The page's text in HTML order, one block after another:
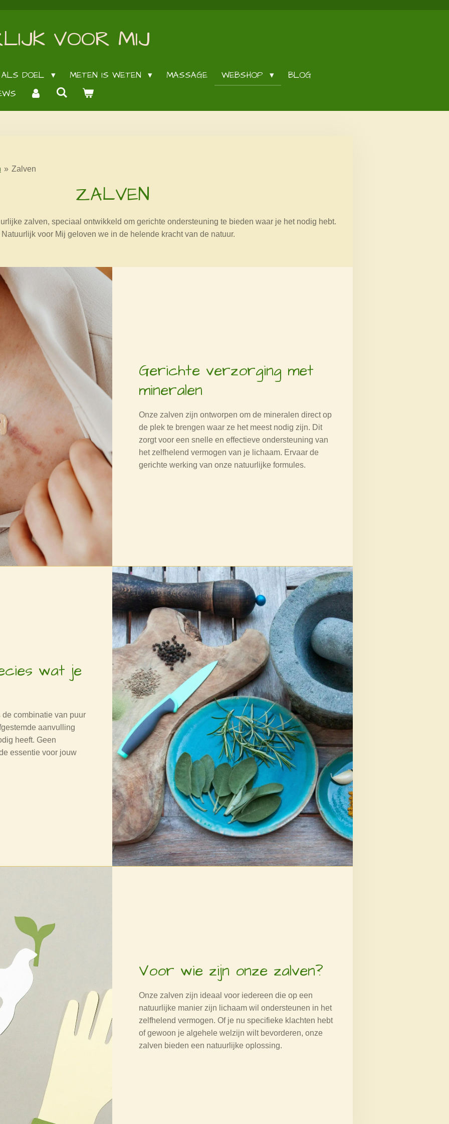
VOOR MIJ
DOEL METEN IS WETEN MASSAGE WEBSHOP
BLOG
» Zalven
ZALVEN
zalven, speciaal ontwikkeld om gerichte ondersteuning te bieden waar je het nodig hebt.
voor Mij geloven we in de helende kracht van de natuur.
Gerichte verzorging met
mineralen
Onze zalven zijn ontworpen om de mineralen direct op
de plek te brengen waar ze het meest nodig zijn. Dit
zorgt voor een snelle en effectieve ondersteuning van
het zelfhelend vermogen van je lichaam. Ervaar de
gerichte werking van onze natuurlijke formules.
wat je
combinatie van puur
aanvulling
heeft. Geen
essentie voor jouw
Voor wie zijn onze zalven?
Onze zalven zijn ideaal voor iedereen die op een
natuurlijke manier zijn lichaam wil ondersteunen in het
zelfhelend vermogen. Of je nu specifieke klachten hebt
of gewoon je algehele welzijn wilt bevorderen, onze
zalven bieden een natuurlijke oplossing.